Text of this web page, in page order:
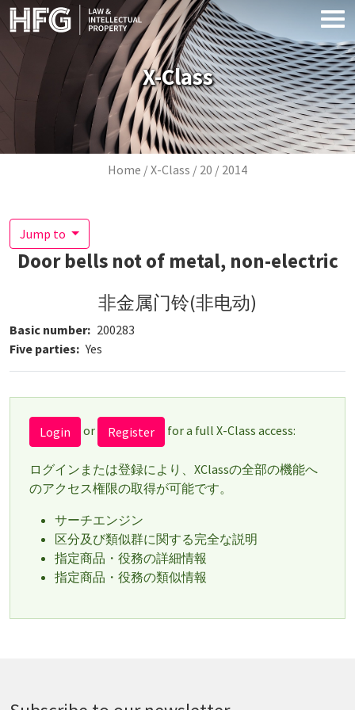
Skip to main content
X-Class
Breadcrumb
Home X-Class 20 2014
Jump to
Door bells not of metal, non-electric
非金属门铃(非电动)
Basic number
200283
Five parties
Yes
Login or Register for a full X-Class access:
ログインまたは登録により、XClassの全部の機能へ
のアクセス権限の取得が可能です。
サーチエンジン
区分及び類似群に関する完全な説明
指定商品・役務の詳細情報
指定商品・役務の類似情報